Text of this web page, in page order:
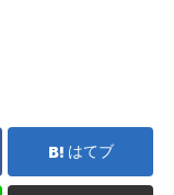
はてブ